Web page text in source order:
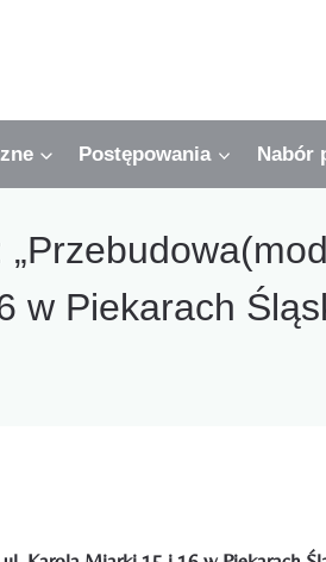
Postępowania Nabór
w Piekarach